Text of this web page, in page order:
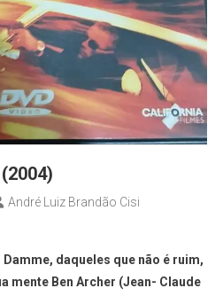
André Luiz Brandão Cisi
daqueles que não é ruim,
mente Ben Archer (Jean- Claude